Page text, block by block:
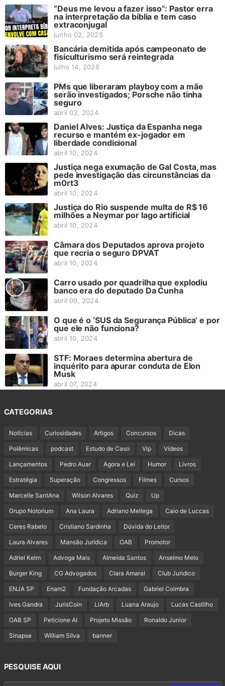
“Deus me levou a fazer isso”: Pastor erra
na interpretação da bíblia e tem caso
extraconjugal
junho 02, 2025
Bancária demitida após campeonato de
fisiculturismo será reintegrada
julho 14, 2026
PMs que liberaram playboy com a mãe
serão investigados; Porsche não tinha
seguro
abril 03, 2024
Daniel Alves: Justiça da Espanha nega
recurso e mantém ex-jogador em
liberdade condicional
abril 10, 2024
Justiça nega exumação de Gal Costa, mas
pede investigação das circunstâncias da
m0rt3
abril 10, 2024
Justiça do Rio suspende multa de R$ 16
milhões a Neymar por lago artificial
abril 10, 2024
Câmara dos Deputados aprova projeto
que recria o seguro DPVAT
abril 10, 2024
Carro usado por quadrilha que explodiu
banco era do deputado Da Cunha
abril 09, 2024
O que é o ‘SUS da Segurança Pública’ e por
que ele não funciona?
abril 10, 2024
STF: Moraes determina abertura de
inquérito para apurar conduta de Elon
Musk
abril 07, 2024
CATEGORIAS
Notícias Curiosidades Artigos Concursos Dicas
Polêmicas podcast Estudo de Caso Vip Vídeos
Lançamentos Pedro Auar Agora e Lei Humor Livros
Estratégia Superação Congressos Filmes Cursos
Marcelle SantAna Wilson Alvares Quiz Up
Grupo Notorium Ana Laura Adriano Mellega Caio de Luccas
Ceres Rabelo Cristiano Sardinha Dúvida do Leitor
Laura Alvares Mansão Jurídica OAB Promotor
Adriel Kelm Advoga Mais Almeida Santos Anselmo Melo
Burger King CG Advogados Clara Amaral Club Juridico
ENJA SP Enam2 Fundação Arcadas Gabriel Coimbra
Ives Gandra JurisCoin LiArb Luana Araujo Lucas Castilho
OAB SP Peticione AI Projeto Missão Ronaldo Junior
Sinapse William Silva banner
PESQUISE AQUI